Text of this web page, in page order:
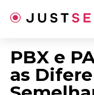
para
PBX e
as